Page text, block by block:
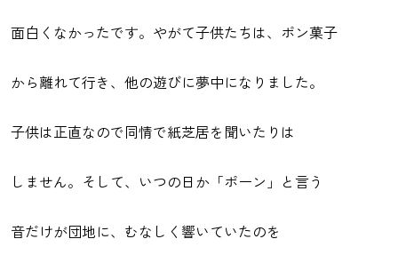
面白くなかったです。やがて子供たちは、ポン菓子
から離れて行き、他の遊びに夢中になりました。
子供は正直なので同情で紙芝居を聞いたりは
しません。そして、いつの日か「ポーン」と言う
音だけが団地に、むなしく響いていたのを